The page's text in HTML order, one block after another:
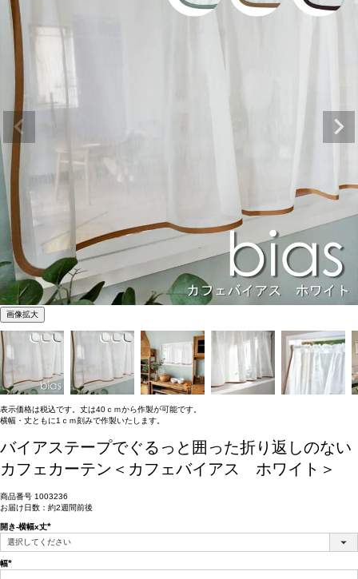
画像拡大
表示価格は税込です。丈は40ｃｍから作製が可能です。
横幅・丈ともに1ｃｍ刻みで作製いたします。
バイアステープでぐるっと囲った折り返しのない
カフェカーテン＜カフェバイアス ホワイト＞
商品番号 1003236
お届け日数：約2週間前後
開き-横幅x丈
(必
須)
幅